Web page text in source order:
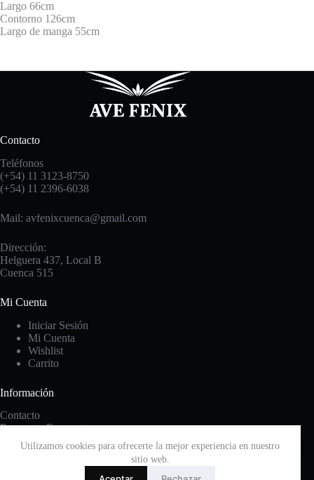
Utilizamos cookies para ofrecerte la mejor experiencia en nuestro
sitio web.
Largo 66cm
Contorno 126cm
Largo de manga 55cm
Contacto
Teléfonos
(+54) 11 3123-8750
(+54) 11 2396-6038
Mail: avfenixcuenca@gmail.com
Dirección:
Helguera 437, Local B
Cuenca 515
Mi Cuenta
Iniciar Sesión
Mi Cuenta
Wishlist
Carrito
Información
Contacto
Preguntas Frecuentes
Cambios y Devoluciones
Términos & Condiciones
Política de Privacidad